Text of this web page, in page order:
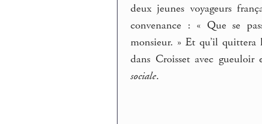
deux jeunes voyageurs
convenance : « Que se
monsieur. » Et qu’il
dans Croisset avec
sociale.